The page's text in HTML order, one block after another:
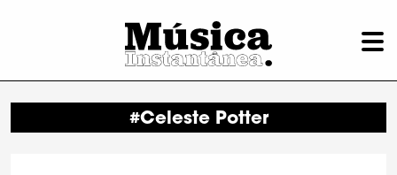
#Celeste Potter